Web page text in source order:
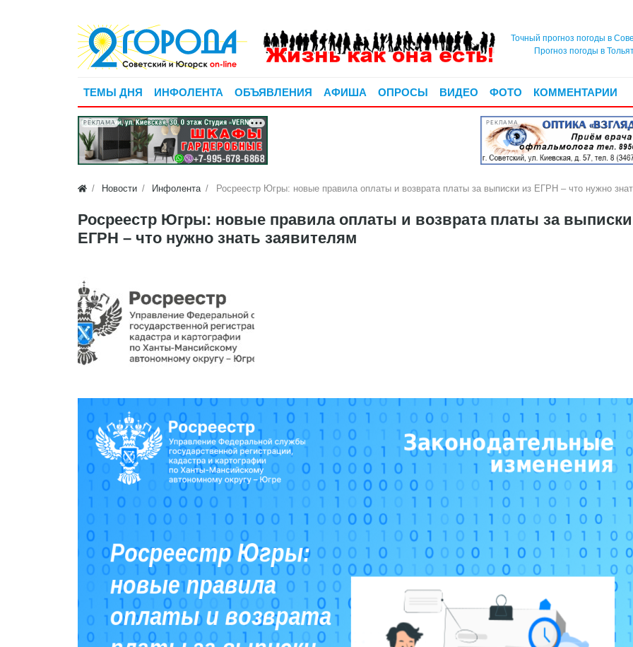
Точный прогноз погоды в
Прогноз погоды в
ТЕМЫ ДНЯ ИНФОЛЕНТА ОБЪЯВЛЕНИЯ АФИША ОПРОСЫ ВИДЕО ФОТО КОММЕНТАРИИ
РЕКЛАМА РЕКЛАМА
Новости Инфолента Росреестр Югры: новые правила оплаты и возврата платы за выписки из ЕГРН – что нужно
Росреестр Югры: новые правила оплаты и возврата платы за
ЕГРН – что нужно знать заявителям